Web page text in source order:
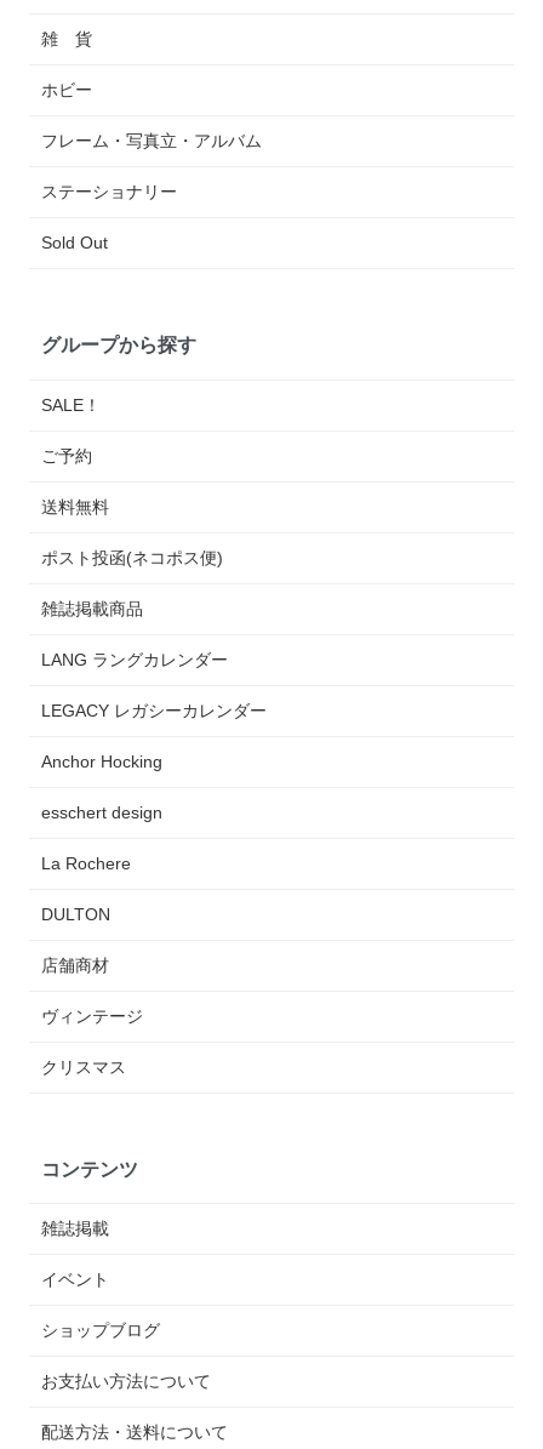
雑 貨
ホビー
フレーム・写真立・アルバム
ステーショナリー
Sold Out
グループから探す
SALE！
ご予約
送料無料
ポスト投函(ネコポス便)
雑誌掲載商品
LANG ラングカレンダー
LEGACY レガシーカレンダー
Anchor Hocking
esschert design
La Rochere
DULTON
店舗商材
ヴィンテージ
クリスマス
コンテンツ
雑誌掲載
イベント
ショップブログ
お支払い方法について
配送方法・送料について